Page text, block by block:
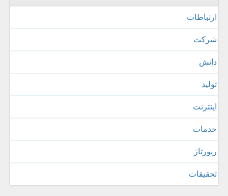
ارتباطات
شركت
دانش
تولید
اینترنت
خدمات
رپورتاژ
تحقیقات